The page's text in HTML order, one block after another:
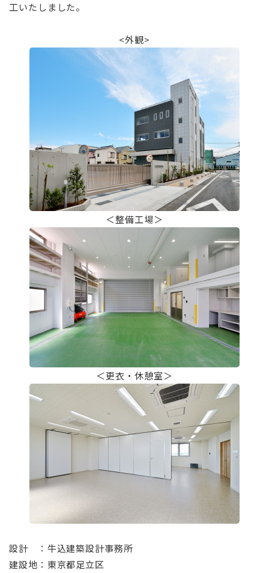
工いたしました。
<外観>
＜整備工場＞
＜更衣・休憩室＞
設計 ：牛込建築設計事務所
建設地：東京都足立区